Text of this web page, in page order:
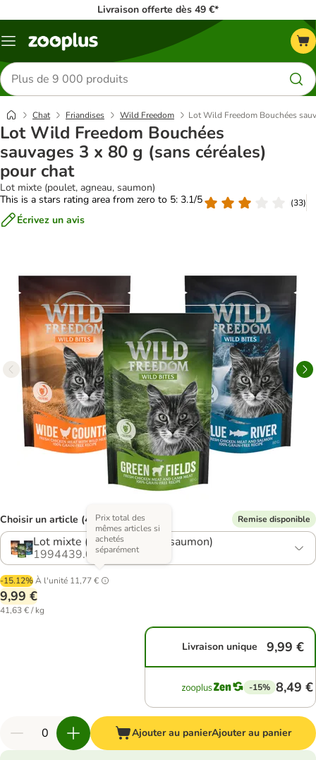
Livraison offerte dès 49 €*
Menu
Rechercher
des
produits
Chat Friandises Wild Freedom Lot Wild Freedom Bouchées
Lot Wild Freedom Bouchées
sauvages 3 x 80 g (sans céréales)
pour chat
Lot mixte (poulet, agneau, saumon)
This is a stars rating area from zero to 5: 3.1/5
(33)
Écrivez un avis
Choisir un article (4 variantes) Remise disponible
Lot mixte (poulet, agneau, saumon)
1994439.0
-15.12%À l'unité 11,77 €
Prix total des
mêmes articles si
achetés
séparément
9,99 €
41,63 € / kg
Livraison unique 9,99 €
-15% 8,49 €
Ajouter au panierAjouter au panier